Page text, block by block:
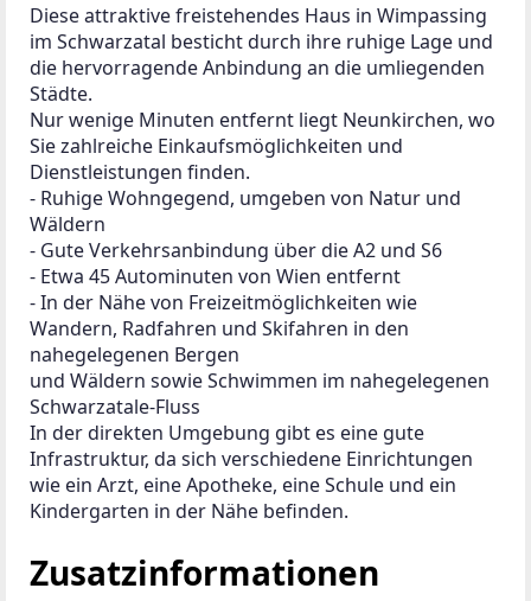
Diese attraktive freistehendes Haus in Wimpassing
im Schwarzatal besticht durch ihre ruhige Lage und
die hervorragende Anbindung an die umliegenden
Städte.
Nur wenige Minuten entfernt liegt Neunkirchen, wo
Sie zahlreiche Einkaufsmöglichkeiten und
Dienstleistungen finden.
- Ruhige Wohngegend, umgeben von Natur und
Wäldern
- Gute Verkehrsanbindung über die A2 und S6
- Etwa 45 Autominuten von Wien entfernt
- In der Nähe von Freizeitmöglichkeiten wie
Wandern, Radfahren und Skifahren in den
nahegelegenen Bergen
und Wäldern sowie Schwimmen im nahegelegenen
Schwarzatale-Fluss
In der direkten Umgebung gibt es eine gute
Infrastruktur, da sich verschiedene Einrichtungen
wie ein Arzt, eine Apotheke, eine Schule und ein
Kindergarten in der Nähe befinden.
Zusatzinformationen